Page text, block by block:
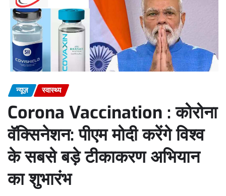
न्यूज़ स्वास्थ्य
Corona Vaccination : कोरोना
वॅक्सिनेशन: पीएम मोदी करेंगे विश्व
के सबसे बड़े टीकाकरण अभियान
का शुभारंभ